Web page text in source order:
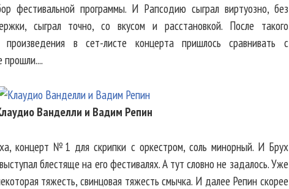
фестивальной программы. И Рапсодию сыграл виртуозно, без
сыграл точно, со вкусом и расстановкой. После такого
в сет-листе концерта пришлось сравнивать с
прошли....
Ванделли и Вадим Репин
концерт №1 для скрипки с оркестром, соль минорный. И Брух
блестяще на его фестивалях. А тут словно не задалось. Уже
тяжесть, свинцовая тяжесть смычка. И далее Репин скорее